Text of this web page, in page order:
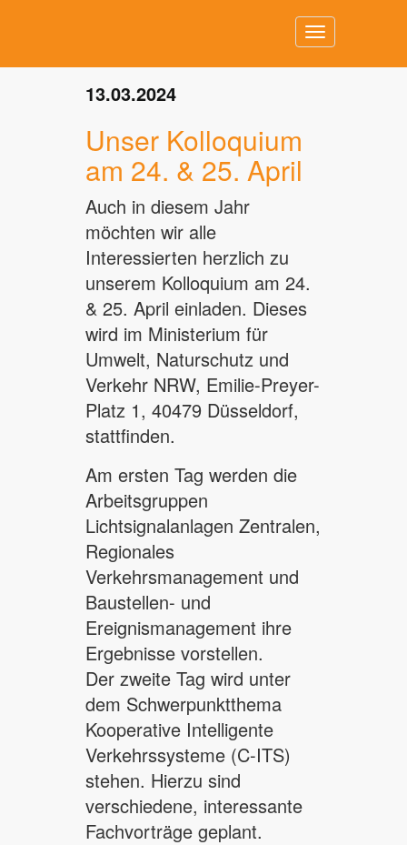
Toggle
navigation
13.03.2024
Unser Kolloquium
am 24. & 25. April
Auch in diesem Jahr
möchten wir alle
Interessierten herzlich zu
unserem Kolloquium am 24.
& 25. April einladen. Dieses
wird im Ministerium für
Umwelt, Naturschutz und
Verkehr NRW, Emilie-Preyer-
Platz 1, 40479 Düsseldorf,
stattfinden.
Am ersten Tag werden die
Arbeitsgruppen
Lichtsignalanlagen Zentralen,
Regionales
Verkehrsmanagement und
Baustellen- und
Ereignismanagement ihre
Ergebnisse vorstellen.
Der zweite Tag wird unter
dem Schwerpunktthema
Kooperative Intelligente
Verkehrssysteme (C-ITS)
stehen. Hierzu sind
verschiedene, interessante
Fachvorträge geplant.